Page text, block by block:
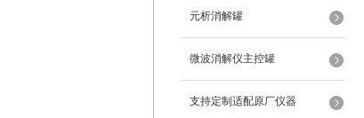
元析消解罐
微波消解仪主控罐
支持定制适配原厂仪器